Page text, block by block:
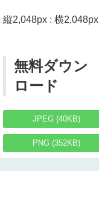
縦2,048px : 横2,048px
無料ダウン
ロード
JPEG (40KB)
PNG (352KB)